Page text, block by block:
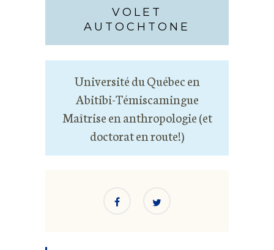
VOLET
AUTOCHTONE
Université du Québec en
Abitibi-Témiscamingue
Maîtrise en anthropologie (et
doctorat en route!)